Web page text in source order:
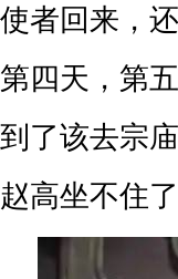
使者回来，
第四天，第
到了该去宗
赵高坐不住了